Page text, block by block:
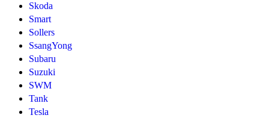
Skoda
Smart
Sollers
SsangYong
Subaru
Suzuki
SWM
Tank
Tesla